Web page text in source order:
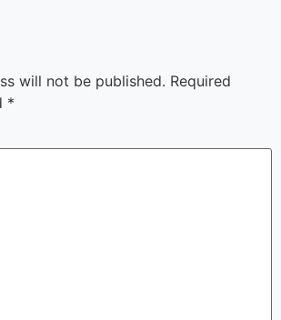
will not be published. Required
*